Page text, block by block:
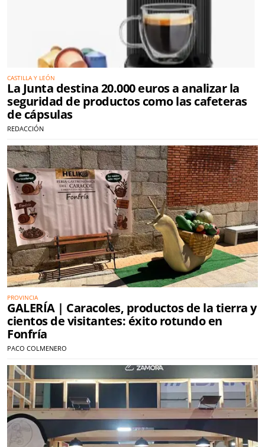
CASTILLA Y LEÓN
La Junta destina 20.000 euros a analizar la
seguridad de productos como las cafeteras
de cápsulas
REDACCIÓN
PROVINCIA
GALERÍA | Caracoles, productos de la tierra y
cientos de visitantes: éxito rotundo en
Fonfría
PACO COLMENERO